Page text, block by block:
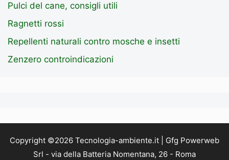
Pulci del cane, consigli utili
Ragnetti rossi
Repellenti naturali contro mosche e insetti
Zenzero controindicazioni
Copyright ©2026 Tecnologia-ambiente.it | Gfg Powerweb
Srl - via della Batteria Nomentana, 26 - Roma